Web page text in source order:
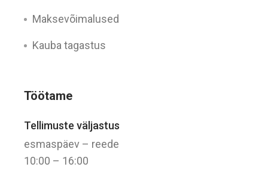
Töötame
Tellimuste väljastus
esmaspäev – reede
10:00 – 16:00
Maksevõimalused
Kauba tagastus